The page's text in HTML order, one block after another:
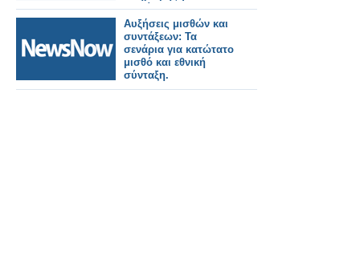
Ταμεία.
Αυξήσεις μισθών και
συντάξεων: Τα
σενάρια για κατώτατο
μισθό και εθνική
σύνταξη.